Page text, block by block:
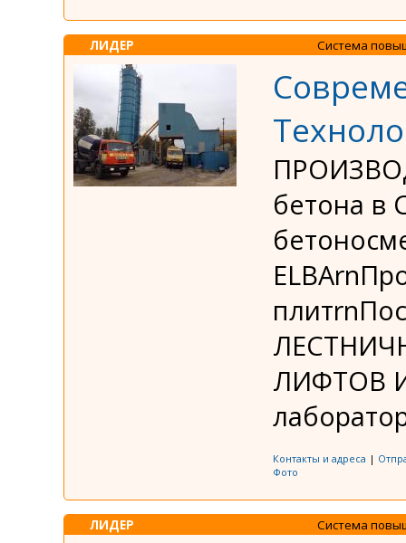
ЛИДЕР Система
бетона в
ЛИФТОВ И
Контакты и адреса |
Фото
ЛИДЕР Система